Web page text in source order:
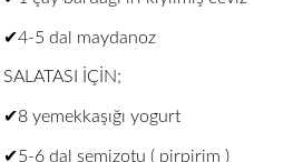
✔4-5 dal maydanoz
SALATASI İÇİN;
✔8 yemekkaşığı yogurt
✔5-6 dal semizotu ( pirpirim )